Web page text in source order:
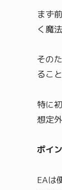
まず
く魔
その
るこ
特に
想定
ポイ
EAは